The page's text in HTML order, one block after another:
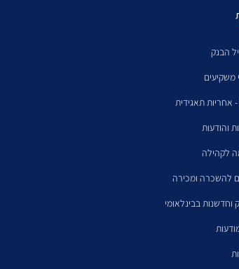
הבנק
משקיעים
והודעות
לקהילה
להשכרה ומכירה
וחדשנות בבינלאומי